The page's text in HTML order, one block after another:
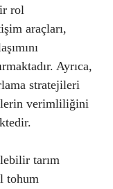
rol
araçları,
Ayrıca,
stratejileri
verimliliğini
tarım
tohum